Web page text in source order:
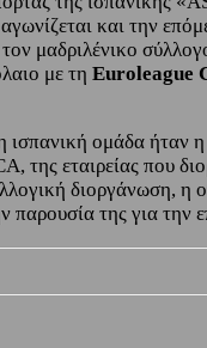
και την
μαδριλένικο
με τη Euroleague
ισπανική ομάδα ήταν
της εταιρείας που
διοργάνωση, η
παρουσία της για την